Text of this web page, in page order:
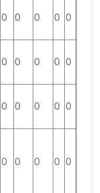
0 0 0 0 0
0 0 0 0 0
0 0 0 0 0
0 0 0 0 0